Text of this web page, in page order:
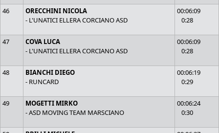
46
ORECCHINI NICOLA
- L'UNATICI ELLERA CORCIANO ASD
00:06:09
0:28
47
COVA LUCA
- L'UNATICI ELLERA CORCIANO ASD
00:06:09
0:28
48
BIANCHI DIEGO
- RUNCARD
00:06:19
0:29
49
MOGETTI MIRKO
- ASD MOVING TEAM MARSCIANO
00:06:24
0:30